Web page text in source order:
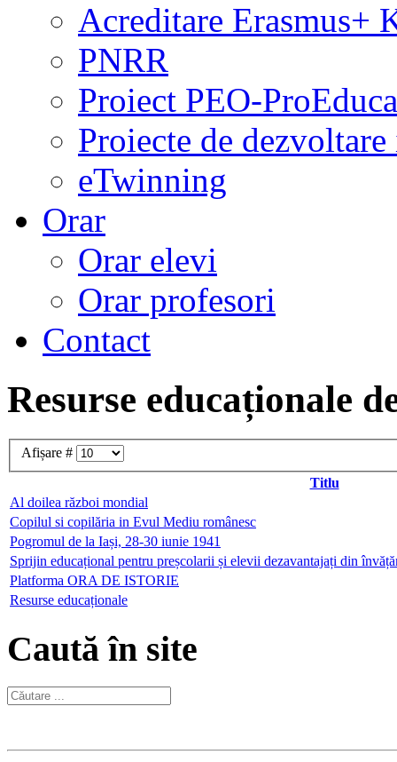
Acreditare Erasmus+
PNRR
Proiect PEO-
Proiecte de
eTwinning
Orar
Orar elevi
Orar profesori
Contact
Resurse educaționale
Afișare #
Titlu
Al doilea război mondial
Copilul si copilăria in Evul Mediu românesc
Pogromul de la Iași, 28-30 iunie 1941
Sprijin educațional pentru preșcolarii și elevii dezavantajați din
Platforma ORA DE ISTORIE
Resurse educaționale
Caută în site